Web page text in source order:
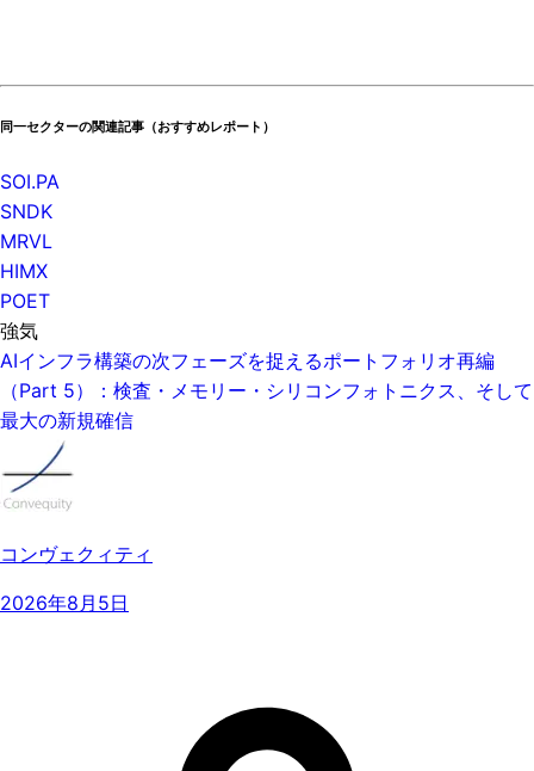
同一セクターの関連記事（おすすめレポート）
SOI.PA
SNDK
MRVL
HIMX
POET
強気
AIインフラ構築の次フェーズを捉えるポートフォリオ再編
（Part 5）：検査・メモリー・シリコンフォトニクス、そして
最大の新規確信
コンヴェクィティ
2026年8月5日